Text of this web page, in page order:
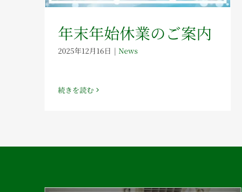
年末年始休業のご案内
2025年12月16日 | News
続きを読む